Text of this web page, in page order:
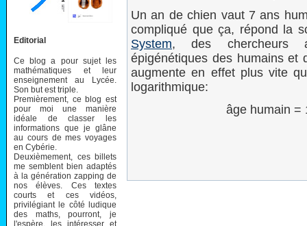
Editorial
Ce blog a pour sujet les
mathématiques et leur
enseignement au Lycée.
Son but est triple.
Premièrement, ce blog est
pour moi une manière
idéale de classer les
informations que je glâne
au cours de mes voyages
en Cybérie.
Deuxièmement, ces billets
me semblent bien adaptés
à la génération zapping de
nos élèves. Ces textes
courts et ces vidéos,
privilégiant le côté ludique
des maths, pourront, je
l'espère, les intéresser et
Un an de chien vaut 7 ans
compliqué que ça, répond la
System, des chercheurs
épigénétiques des humains et
augmente en effet plus vite
logarithmique:
âge humain =